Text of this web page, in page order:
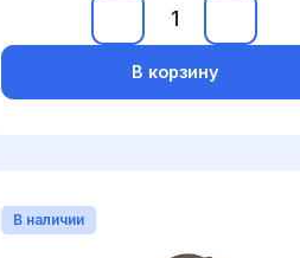
В корзину
В наличии